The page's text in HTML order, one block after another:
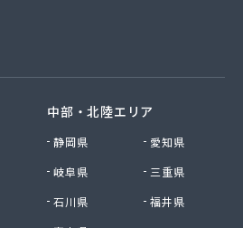
社・玉島LPガス営業所/
液化ガス部/
社/
会社笠岡営業所/
中部・北陸エリア
静岡県
愛知県
岐阜県
三重県
石川県
福井県